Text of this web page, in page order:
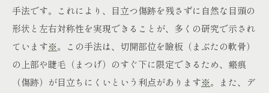
手法です。これにより、目立つ傷跡を残さずに自然な目頭の
形状と左右対称性を実現できることが、多くの研究で示され
ています※。この手法は、切開部位を瞼板（まぶたの軟骨）
の上部や睫毛（まつげ）のすぐ下に限定できるため、瘢痕
（傷跡）が目立ちにくいという利点があります※。また、デ